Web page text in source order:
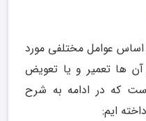
اساس عوامل مختلفی مورد
ها تعمیر و یا تعویض
که در ادامه به شرح
ایم: